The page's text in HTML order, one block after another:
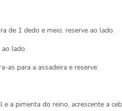
de 1 dedo e meio, reserve ao lado.
lado.
as para a assadeira e reserve.
a pimenta do reino, acrescente a